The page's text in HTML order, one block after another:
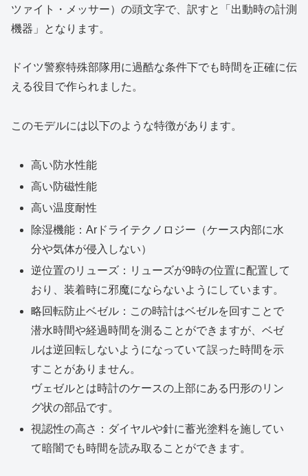
ツァイト・メッサー）の頭文字で、訳すと「出動時の計測
機器」となります。
ドイツ警察特殊部隊用に過酷な条件下でも時間を正確に伝
える役目で作られました。
このモデルには以下のような特徴があります。
高い防水性能
高い防磁性能
高い温度耐性
除湿機能：Arドライテクノロジー（ケース内部に水
分や気体が侵入しない）
逆位置のリューズ：リューズが9時の位置に配置して
おり、装着時に邪魔にならないようにしています。
略回転防止ベゼル：この時計はベゼルを回すことで
潜水時間や経過時間を測ることができますが、ベゼ
ルは逆回転しないようになっていて誤った時間を示
すことがありません。
ヴェゼルとは時計のケースの上部にある円形のリン
グ状の部品です。
視認性の高さ：ダイヤルや針に蓄光塗料を施してい
て暗闇でも時間を読み取ることができます。